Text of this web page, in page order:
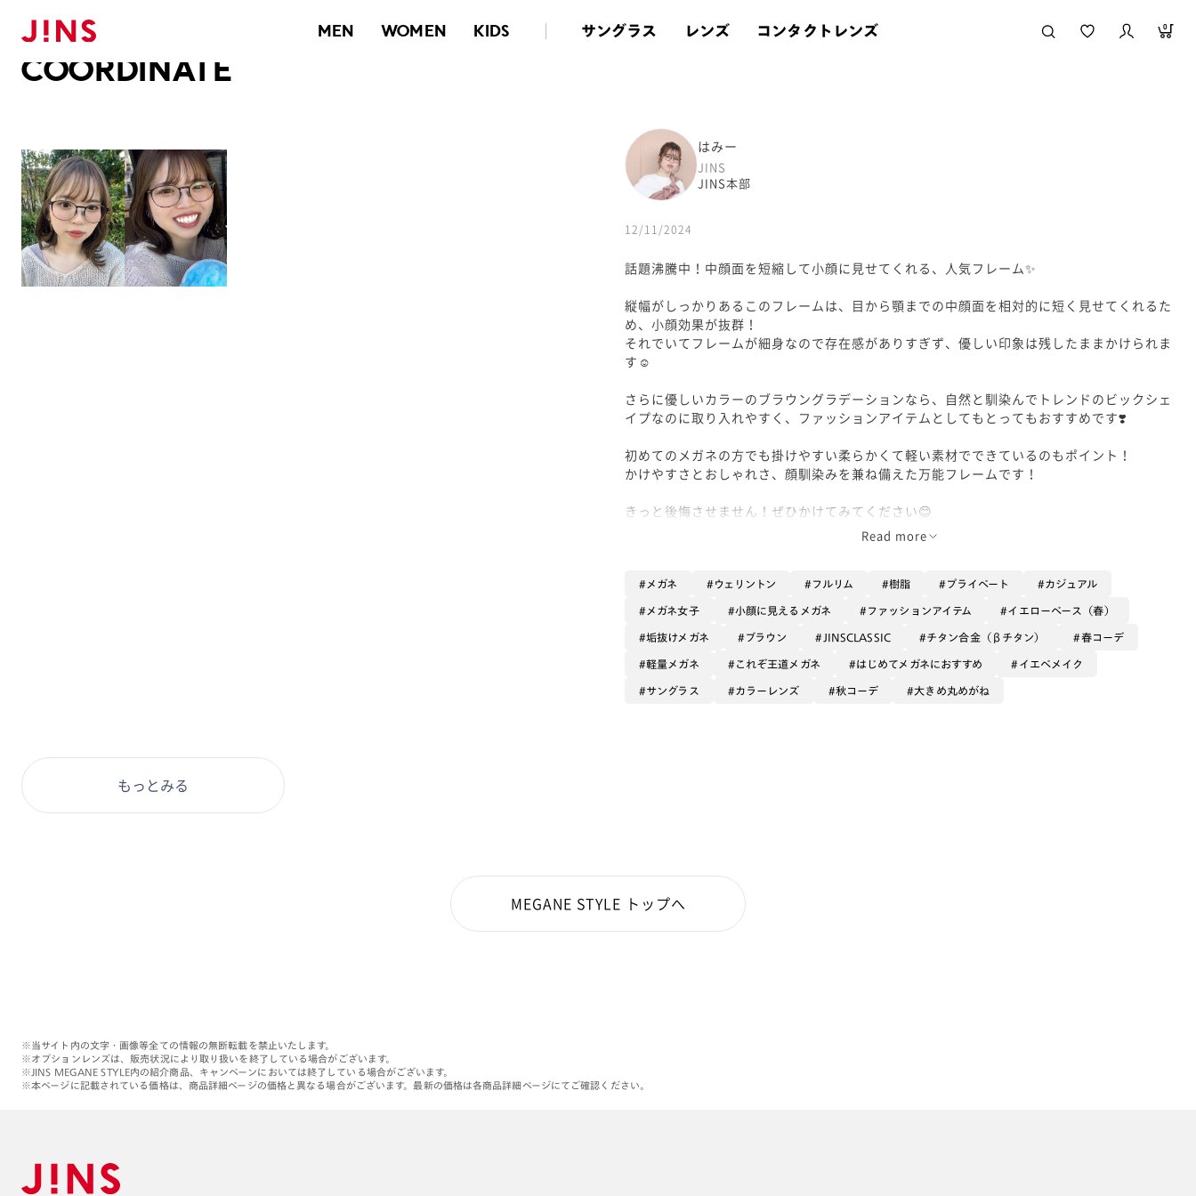
MEN WOMEN KIDS サングラス レンズ コンタクトレンズ 0
メガネのJINS TOP
COORDINATE
はみー
JINS
JINS本部
12/11/2024
話題沸騰中！中顔面を短縮して小顔に見せてくれる、人気フレーム✨
縦幅がしっかりあるこのフレームは、目から顎までの中顔面を相対的に短く見せてくれるた
め、小顔効果が抜群！
それでいてフレームが細身なので存在感がありすぎず、優しい印象は残したままかけられま
す☺️
さらに優しいカラーのブラウングラデーションなら、自然と馴染んでトレンドのビックシェ
イプなのに取り入れやすく、ファッションアイテムとしてもとってもおすすめです❣️
初めてのメガネの方でも掛けやすい柔らかくて軽い素材でできているのもポイント！
かけやすさとおしゃれさ、顔馴染みを兼ね備えた万能フレームです！
きっと後悔させません！ぜひかけてみてください😊
Read more
メガネ ウェリントン フルリム 樹脂 プライベート カジュアル
メガネ女子 小顔に見えるメガネ ファッションアイテム イエローベース（春）
垢抜けメガネ ブラウン JINSCLASSIC チタン合金（βチタン） 春コーデ
軽量メガネ これぞ王道メガネ はじめてメガネにおすすめ イエベメイク
サングラス カラーレンズ 秋コーデ 大きめ丸めがね
もっとみる
MEGANE STYLE トップへ
※当サイト内の文字・画像等全ての情報の無断転載を禁止いたします。
※オプションレンズは、販売状況により取り扱いを終了している場合がございます。
※JINS MEGANE STYLE内の紹介商品、キャンペーンにおいては終了している場合がございます。
※本ページに記載されている価格は、商品詳細ページの価格と異なる場合がございます。最新の価格は各商品詳細ページにてご確認ください。